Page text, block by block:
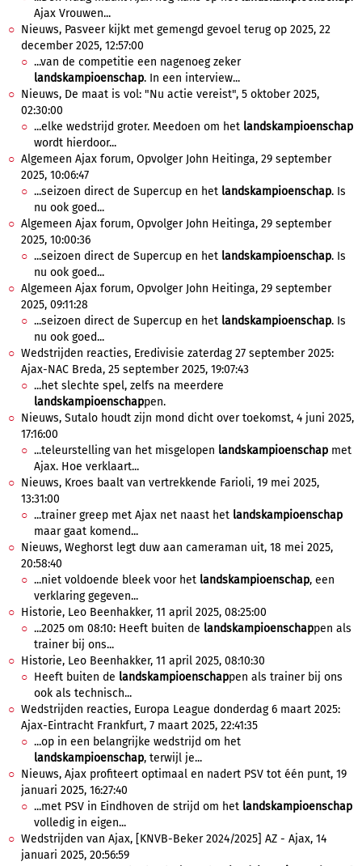
Ajax Vrouwen...
Nieuws, Pasveer kijkt met gemengd gevoel terug op 2025, 22
december 2025, 12:57:00
...van de competitie een nagenoeg zeker
landskampioenschap. In een interview...
Nieuws, De maat is vol: "Nu actie vereist", 5 oktober 2025,
02:30:00
...elke wedstrijd groter. Meedoen om het landskampioenschap
wordt hierdoor...
Algemeen Ajax forum, Opvolger John Heitinga, 29 september
2025, 10:06:47
...seizoen direct de Supercup en het landskampioenschap. Is
nu ook goed...
Algemeen Ajax forum, Opvolger John Heitinga, 29 september
2025, 10:00:36
...seizoen direct de Supercup en het landskampioenschap. Is
nu ook goed...
Algemeen Ajax forum, Opvolger John Heitinga, 29 september
2025, 09:11:28
...seizoen direct de Supercup en het landskampioenschap. Is
nu ook goed...
Wedstrijden reacties, Eredivisie zaterdag 27 september 2025:
Ajax-NAC Breda, 25 september 2025, 19:07:43
...het slechte spel, zelfs na meerdere
landskampioenschappen.
Nieuws, Sutalo houdt zijn mond dicht over toekomst, 4 juni 2025,
17:16:00
...teleurstelling van het misgelopen landskampioenschap met
Ajax. Hoe verklaart...
Nieuws, Kroes baalt van vertrekkende Farioli, 19 mei 2025,
13:31:00
...trainer greep met Ajax net naast het landskampioenschap
maar gaat komend...
Nieuws, Weghorst legt duw aan cameraman uit, 18 mei 2025,
20:58:40
...niet voldoende bleek voor het landskampioenschap, een
verklaring gegeven...
Historie, Leo Beenhakker, 11 april 2025, 08:25:00
...2025 om 08:10: Heeft buiten de landskampioenschappen als
trainer bij ons...
Historie, Leo Beenhakker, 11 april 2025, 08:10:30
Heeft buiten de landskampioenschappen als trainer bij ons
ook als technisch...
Wedstrijden reacties, Europa League donderdag 6 maart 2025:
Ajax-Eintracht Frankfurt, 7 maart 2025, 22:41:35
...op in een belangrijke wedstrijd om het
landskampioenschap, terwijl je...
Nieuws, Ajax profiteert optimaal en nadert PSV tot één punt, 19
januari 2025, 16:27:40
...met PSV in Eindhoven de strijd om het landskampioenschap
volledig in eigen...
Wedstrijden van Ajax, [KNVB-Beker 2024/2025] AZ - Ajax, 14
januari 2025, 20:56:59